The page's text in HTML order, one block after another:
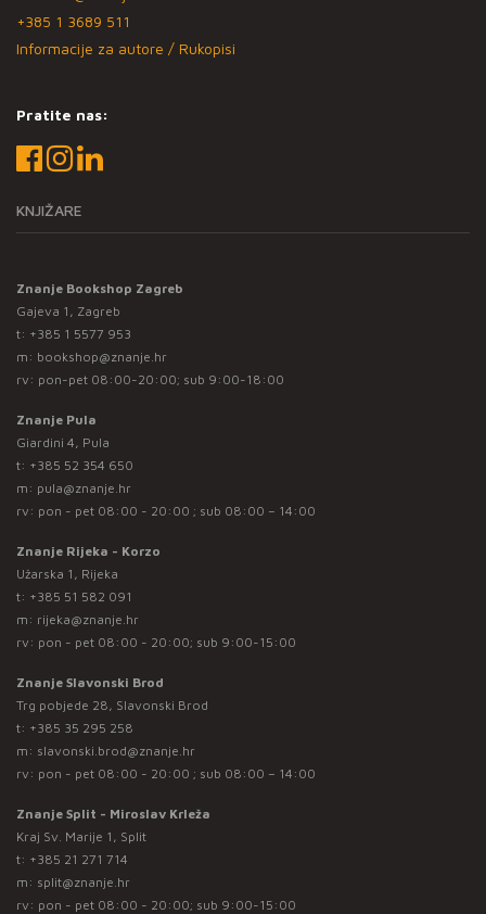
+385 1 3689 511
Informacije za autore / Rukopisi
Pratite nas:
KNJIŽARE
Znanje Bookshop Zagreb
Gajeva 1, Zagreb
t: +385 1 5577 953
m: bookshop@znanje.hr
rv: pon-pet 08:00-20:00; sub 9:00-18:00
Znanje Pula
Giardini 4, Pula
t: +385 52 354 650
m: pula@znanje.hr
rv: pon - pet 08:00 - 20:00 ; sub 08:00 – 14:00
Znanje Rijeka - Korzo
Užarska 1, Rijeka
t: +385 51 582 091
m: rijeka@znanje.hr
rv: pon - pet 08:00 - 20:00; sub 9:00-15:00
Znanje Slavonski Brod
Trg pobjede 28, Slavonski Brod
t: +385 35 295 258
m: slavonski.brod@znanje.hr
rv: pon - pet 08:00 - 20:00 ; sub 08:00 – 14:00
Znanje Split - Miroslav Krleža
Kraj Sv. Marije 1, Split
t: +385 21 271 714
m: split@znanje.hr
rv: pon - pet 08:00 - 20:00; sub 9:00-15:00